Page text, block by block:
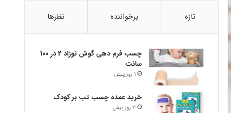
تازه پرخواننده نظرها
چسب فرم دهی گوش نوزاد 2 در 100
سانت
1 روز پیش
خرید عمده چسب تب بر کودک
3 روز پیش